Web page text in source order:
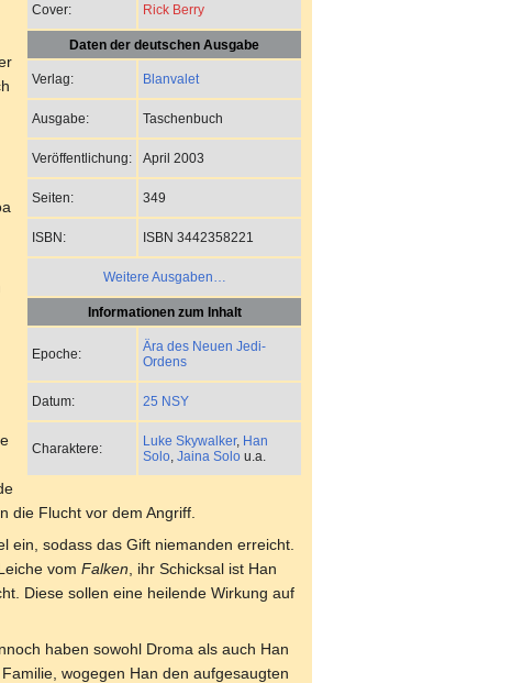
Cover: Rick Berry
Daten der deutschen Ausgabe
Verlag: Blanvalet
Ausgabe: Taschenbuch
Veröffentlichung: April 2003
Seiten: 349
ISBN: ISBN 3442358221
Weitere Ausgaben…
Informationen zum Inhalt
Epoche:
Ära des Neuen Jedi-
Ordens
Datum: 25 NSY
Charaktere:
Luke Skywalker, Han
Solo
Jaina Solo u.a.
die Flucht vor dem Angriff.
ein, sodass das Gift niemanden erreicht.
vom Falken , ihr Schicksal ist Han
Diese sollen eine heilende Wirkung auf
haben sowohl Droma als auch Han
wogegen Han den aufgesaugten